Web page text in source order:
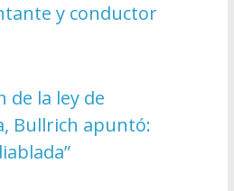
y conductor
de la ley de
Bullrich apuntó: